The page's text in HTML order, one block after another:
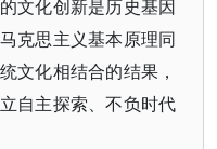
文化创新是历史基因
克思主义基本原理同
文化相结合的结果，
自主探索、不负时代